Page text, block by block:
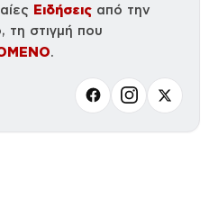
Ειδήσεις από την
τη στιγμή που
.